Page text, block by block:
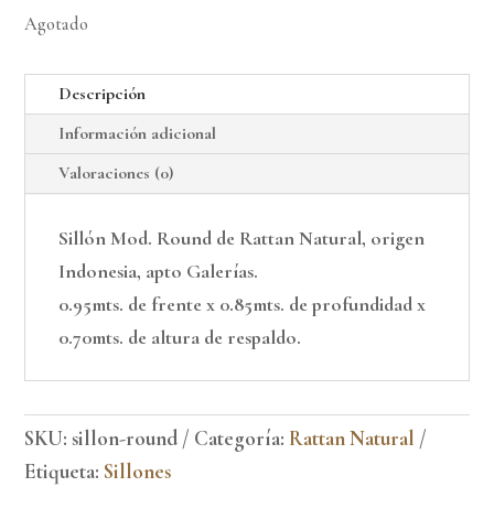
Agotado
Descripción
Información adicional
Valoraciones (0)
Sillón Mod. Round de Rattan Natural, origen
Indonesia, apto Galerías.
0.95mts. de frente x 0.85mts. de profundidad x
0.70mts. de altura de respaldo.
SKU:sillon-round Categoría: Rattan Natural
Etiqueta: Sillones